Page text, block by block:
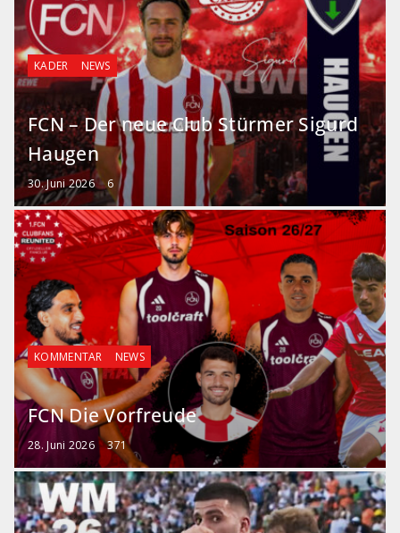
KADER NEWS
FCN – Der neue Club Stürmer Sigurd
Haugen
30. Juni 2026 6
KOMMENTAR NEWS
FCN Die Vorfreude
28. Juni 2026 371